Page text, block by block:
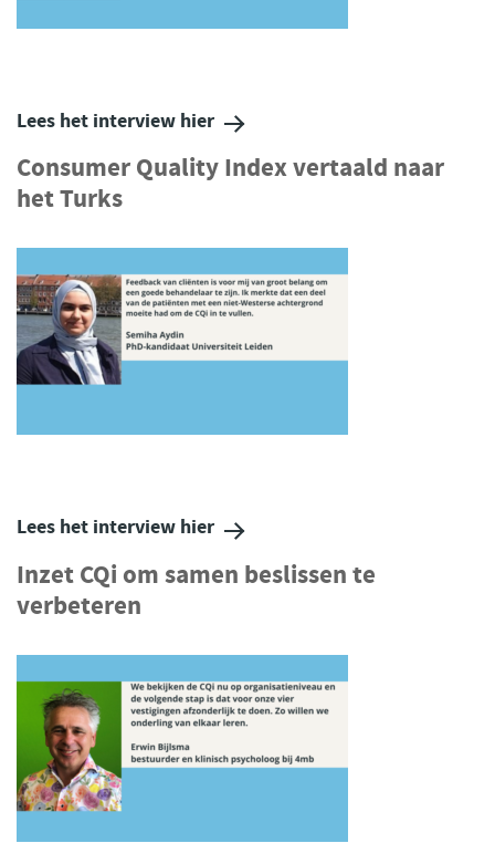
Lees het interview hier
Consumer Quality Index vertaald naar
het Turks
Lees het interview hier
Inzet CQi om samen beslissen te
verbeteren